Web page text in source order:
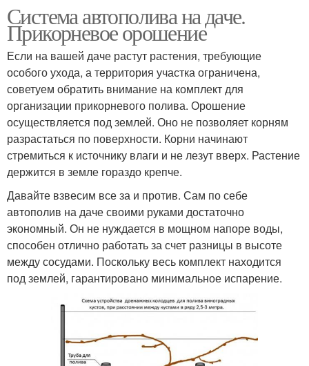
Система автополива на даче.
Прикорневое орошение
Если на вашей даче растут растения, требующие
особого ухода, а территория участка ограничена,
советуем обратить внимание на комплект для
организации прикорневого полива. Орошение
осуществляется под землей. Оно не позволяет корням
разрастаться по поверхности. Корни начинают
стремиться к источнику влаги и не лезут вверх. Растение
держится в земле гораздо крепче.
Давайте взвесим все за и против. Сам по себе
автополив на даче своими руками достаточно
экономный. Он не нуждается в мощном напоре воды,
способен отлично работать за счет разницы в высоте
между сосудами. Поскольку весь комплект находится
под землей, гарантировано минимальное испарение.